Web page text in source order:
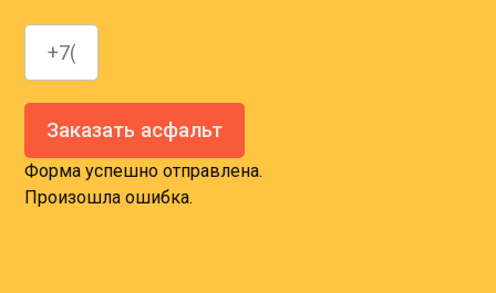
Заказать асфальт
Форма успешно отправлена.
Произошла ошибка.